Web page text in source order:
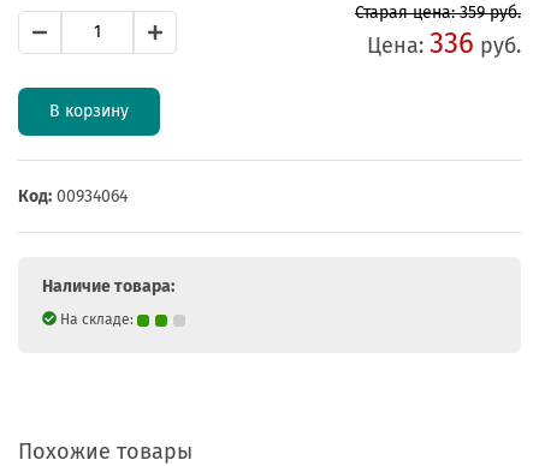
Старая цена: 359 руб.
Цена: 336 руб.
В корзину
Код: 00934064
Наличие товара:
На складе:
Похожие товары